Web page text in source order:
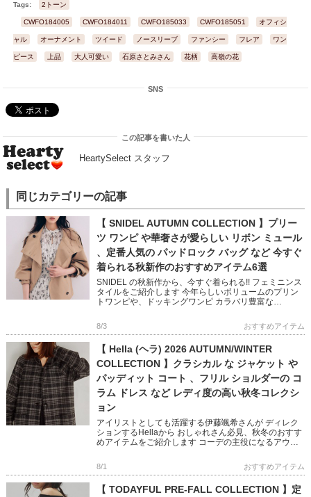
Tags: 2トーン
CWFO184005 CWFO184011 CWFO185033 CWFO185051 オフィシ
ャル オーナメント ツイード ノースリーブ ファンシー フレア ワン
ピース 上品 大人可愛い 石原さとみさん 花柄 高嶺の花
SNS
この記事を書いた人
HeartySelect スタッフ
同じカテゴリーの記事
【 SNIDEL AUTUMN COLLECTION 】プリー
ツ ワンピ や華奢さが愛らしい リボン ミュール
、定番人気の パッドロック バッグ など 今すぐ
着られる秋新作のおすすめアイテム6選
SNIDEL の秋新作から、今すぐ着られる!! フェミニンス
タイルをご紹介します 今年らしいボリュームのプリン
トワンピや、ドッキングワンピ カラバリ豊富な
フェミニン […]
8/3 おすすめアイテム
【 Hella (ヘラ) 2026 AUTUMN/WINTER
COLLECTION 】クラシカル な ジャケット や
パッディット コート 、フリル ショルダーの コ
ラム ドレス など レディ度の高い秋冬コレクシ
ョン
アイリストとしても活躍する伊藤颯希さんが ディレク
ションするHellaから おしゃれさん必見、秋冬のおすす
めアイテムをご紹介します コーデの主役になるアウタ
ライクと現代の […]
8/1 おすすめアイテム
【 TODAYFUL PRE-FALL COLLECTION 】定